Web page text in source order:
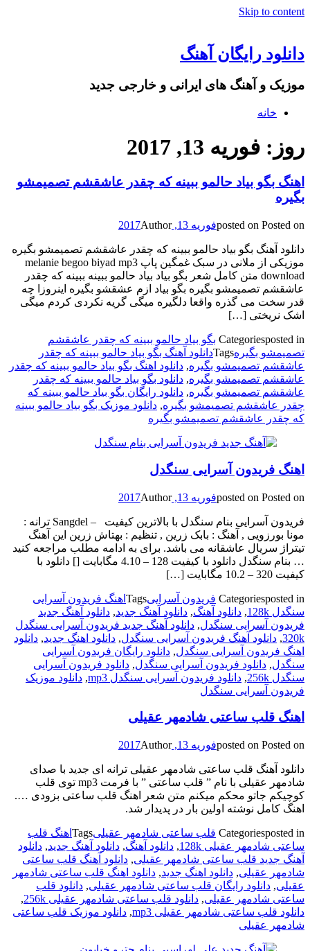
Skip to content
دانلود رایگان آهنگ
موزیک و آهنگ های ایرانی و خارجی جدید
خانه
روز: فوریه 13, 2017
اهنگ بگو بیاد حالمو ببینه که چقدر عاشقشم تصمیمشو
بگیره
posted on Posted on فوریه 13, 2017 Author
دانلود آهنگ بگو بیاد حالمو ببینه که چقدر عاشقشم تصمیمشو بگیره
موزیکی از ملانی در سبک غمگین پاپ melanie begoo biyad mp3
download متن کامل شعر بگو بیاد بیاد حالمو ببینه ببینه که چقدر
عاشقشم تصمیمشو بگیره بگو بیاد ازم عشقشو بگیره اینروزا چه
قدر سخت می گذره واقعا دلگیره میگی گریه نکردی کردم میگی
اشک نریختی […]
Categoriesposted in
بگو بیاد حالمو ببینه که چقدر عاشقشم
تصمیمشو بگیرهTagsدانلود آهنگ بگو بیاد حالمو ببینه که چقدر
عاشقشم تصمیمشو بگیره, دانلود اهنگ بگو بیاد حالمو ببینه که چقدر
عاشقشم تصمیمشو بگیره, دانلود بگو بیاد حالمو ببینه که چقدر
عاشقشم تصمیمشو بگیره, دانلود رایگان بگو بیاد حالمو ببینه که
چقدر عاشقشم تصمیمشو بگیره, دانلود موزیک بگو بیاد حالمو ببینه
که چقدر عاشقشم تصمیمشو بگیره
اهنگ فریدون آسرایی سنگدل
posted on Posted on فوریه 13, 2017 Author
فریدون آسرایی بنام سنگدل با بالاترین کیفیت – Sangdel ترانه :
مونا بورزویی , آهنگ : بابک زرین , تنظیم : بهتاش زرین این آهنگ
تیتراژ سریال عاشقانه می باشد. برای به ادامه مطلب مراجعه کنید
… بنام سنگدل دانلود با کیفیت 128 – 4.10 مگابایت [] دانلود با
کیفیت 320 – 10.2 مگابایت […]
Categoriesposted in فریدون آسراییTags اهنگ فریدون آسرایی
سنگدل 128k
, دانلود آهنگ, دانلود آهنگ جدید, دانلود آهنگ جدید
فریدون آسرایی سنگدل, دانلود آهنگ جدید فریدون آسرایی سنگدل
320k
, دانلود آهنگ فریدون آسرایی سنگدل, دانلود اهنگ جدید, دانلود
اهنگ فریدون آسرایی سنگدل, دانلود رایگان فریدون آسرایی
سنگدل, دانلود فریدون آسرایی سنگدل, دانلود فریدون آسرایی
سنگدل 256k
, دانلود فریدون آسرایی سنگدل mp3 , دانلود موزیک
فریدون آسرایی سنگدل
اهنگ قلب ساعتی شادمهر عقیلی
posted on Posted on فوریه 13, 2017 Author
دانلود آهنگ قلب ساعتی شادمهر عقیلی ترانه ای جدید با صدای
شادمهر عقیلی با نام ” قلب ساعتی ” با فرمت mp3 توی قلب
کوچیکم جاتو محکم میکنم متن شعر اهنگ قلب ساعتی بزودی ….
اهنگ کامل نوشته اولین بار در پدیدار شد.
Categoriesposted in قلب ساعتی شادمهر عقیلیTags اهنگ قلب
ساعتی شادمهر عقیلی 128k
, دانلود آهنگ, دانلود آهنگ جدید, دانلود
آهنگ جدید قلب ساعتی شادمهر عقیلی, دانلود آهنگ قلب ساعتی
شادمهر عقیلی, دانلود اهنگ جدید, دانلود اهنگ قلب ساعتی شادمهر
عقیلی, دانلود رایگان قلب ساعتی شادمهر عقیلی, دانلود قلب
ساعتی شادمهر عقیلی, دانلود قلب ساعتی شادمهر عقیلی 256k
,
دانلود قلب ساعتی شادمهر عقیلی mp3
, دانلود موزیک قلب ساعتی
شادمهر عقیلی